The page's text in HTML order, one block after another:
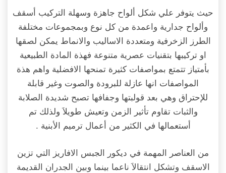
حيث يتوفر علي شكل ألواح جاهزة وسهلة التركيب أسقف
وألواح جدارية واعمدة من كل نوع وبمجموعات مختلفة
الطرز الزخرفية ومتعددة الاساليب والانماط يمكن لصقها
او تركيبها بتقنيات عصرية متنوعة فهذة المادة الطبيعية
بأمتياز تتمتع بمواصفات كثيرة تمنحها الافضلية واهم هذة
المواصفات انها عازلة للبرودة والصوت وغير قابلة
للإحتراق وهي بعد قولبتها وجفافها تصبح شديدة الصلابة
والثبات تقاوم تأثير الزمن وتعيش طويلاَ ولذلك تم
أستعمالها في الكثير من أعمال ترميم الأبنية .
من العناصر المهمة في ديكور الجبس الافاريز التي تزين
الاسقف وتشكل انتقالاَ ناعما بينما وبين الجدران القديمة